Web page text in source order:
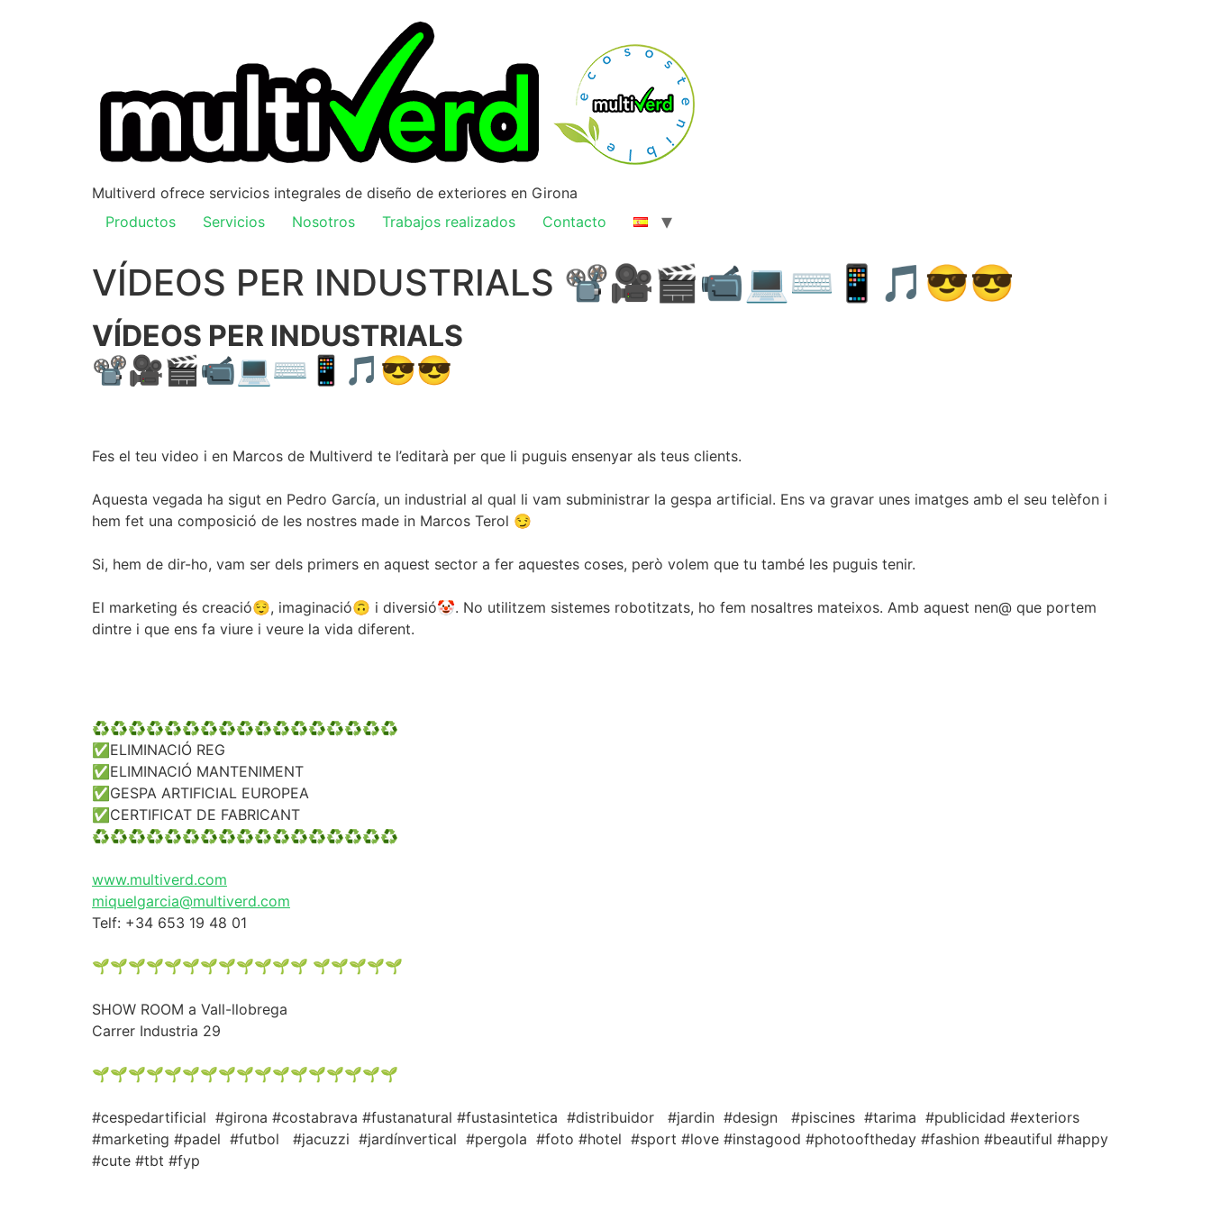
Multiverd ofrece servicios integrales de diseño de exteriores en Girona
Productos
Servicios Nosotros Trabajos realizados Contacto
VÍDEOS PER INDUSTRIALS 📽🎥🎬📹💻⌨📱🎵😎😎
VÍDEOS PER INDUSTRIALS
📽🎥🎬📹💻⌨📱🎵😎😎
Fes el teu video i en Marcos de Multiverd te l’editarà per que li puguis ensenyar als teus clients.
Aquesta vegada ha sigut en Pedro García, un industrial al qual li vam subministrar la gespa artificial. Ens va gravar unes imatges amb el seu telèfon i
hem fet una composició de les nostres made in Marcos Terol 😏
Si, hem de dir-ho, vam ser dels primers en aquest sector a fer aquestes coses, però volem que tu també les puguis tenir.
El marketing és creació😌, imaginació🙃 i diversió🤡. No utilitzem sistemes robotitzats, ho fem nosaltres mateixos. Amb aquest nen@ que portem
dintre i que ens fa viure i veure la vida diferent.
♻️♻️♻️♻️♻️♻️♻️♻️♻️♻️♻️♻️♻️♻️♻️♻️♻️
✅ELIMINACIÓ REG
✅ELIMINACIÓ MANTENIMENT
✅GESPA ARTIFICIAL EUROPEA
✅CERTIFICAT DE FABRICANT
♻️♻️♻️♻️♻️♻️♻️♻️♻️♻️♻️♻️♻️♻️♻️♻️♻️
www.multiverd.com
miquelgarcia@multiverd.com
Telf: +34 653 19 48 01
🌱🌱🌱🌱🌱🌱🌱🌱🌱🌱🌱🌱 🌱🌱🌱🌱🌱
SHOW ROOM a Vall-llobrega
Carrer Industria 29
🌱🌱🌱🌱🌱🌱🌱🌱🌱🌱🌱🌱🌱🌱🌱🌱🌱
#cespedartificial #girona #costabrava #fustanatural #fustasintetica #distribuidor #jardin #design #piscines #tarima #publicidad #exteriors
#marketing #padel #futbol #jacuzzi #jardínvertical #pergola #foto #hotel #sport #love #instagood #photooftheday #fashion #beautiful #happy
#cute #tbt #fyp